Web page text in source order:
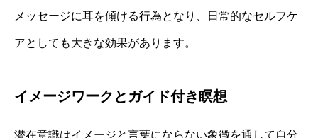
メッセージに耳を傾ける行為となり、日常的なセルフケ
アとしても大きな効果があります。
イメージワークとガイド付き瞑想
潜在意識はイメージと言葉にならない象徴を通して自分